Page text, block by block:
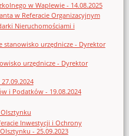
w Waplewie - 14.08.2025
w Referacie Organizacyjnym
Nieruchomościami i
stanowisko urzędnicze - Dyrektor
urzędnicze - Dyrektor
i Podatków - 19.08.2024
Inwestycji i Ochrony
- 25.09.2023